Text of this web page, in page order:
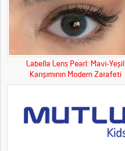
Labella Lens Pearl: Mavi-Yeşil
Karışımının Modern Zarafeti